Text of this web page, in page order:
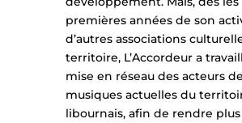
premières années de son
d’autres associations
territoire, L’Accordeur a
mise en réseau des acteurs
musiques actuelles du
libournais, afin de rendre